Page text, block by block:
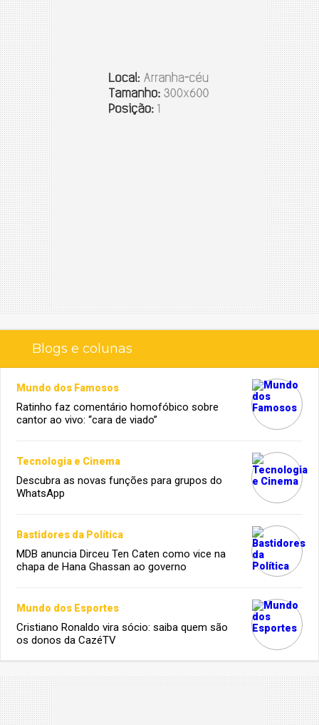
Blogs e colunas
Mundo dos Famosos
Ratinho faz comentário homofóbico sobre
cantor ao vivo: “cara de viado”
Tecnologia e Cinema
Descubra as novas funções para grupos do
WhatsApp
Bastidores da Política
MDB anuncia Dirceu Ten Caten como vice na
chapa de Hana Ghassan ao governo
Mundo dos Esportes
Cristiano Ronaldo vira sócio: saiba quem são
os donos da CazéTV